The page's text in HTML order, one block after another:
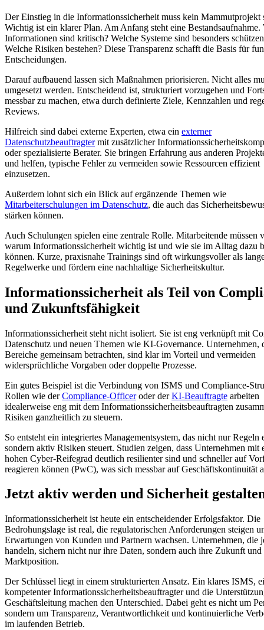
Der Einstieg in die Informationssicherheit muss kein Mammutprojekt
Wichtig ist ein klarer Plan. Am Anfang steht eine Bestandsaufnahme.
Informationen sind kritisch? Welche Systeme sind besonders
Welche Risiken bestehen? Diese Transparenz schafft die Basis für
Entscheidungen.
Darauf aufbauend lassen sich Maßnahmen priorisieren. Nicht alles
umgesetzt werden. Entscheidend ist, strukturiert vorzugehen und
messbar zu machen, etwa durch definierte Ziele, Kennzahlen und
Reviews.
Hilfreich sind dabei externe Experten, etwa ein externer
Datenschutzbeauftragtermit zusätzlicher
oder spezialisierte Berater. Sie bringen Erfahrung aus anderen
und helfen, typische Fehler zu vermeiden sowie Ressourcen effizient
einzusetzen.
Außerdem lohnt sich ein Blick auf ergänzende Themen wie
Mitarbeiterschulungen im Datenschutz, die auch das
stärken können.
Auch Schulungen spielen eine zentrale Rolle. Mitarbeitende müssen
warum Informationssicherheit wichtig ist und wie sie im Alltag dazu
können. Kurze, praxisnahe Trainings sind oft wirkungsvoller als
Regelwerke und fördern eine nachhaltige Sicherheitskultur.
Informationssicherheit als Teil von
und Zukunftsfähigkeit
Informationssicherheit steht nicht isoliert. Sie ist eng verknüpft mit
Datenschutz und neuen Themen wie KI-Governance. Unternehmen,
Bereiche gemeinsam betrachten, sind klar im Vorteil und vermeiden
widersprüchliche Vorgaben oder doppelte Prozesse.
Ein gutes Beispiel ist die Verbindung von ISMS und Compliance-
Rollen wie derCompliance-Officeroder derKI-Beauftragte arbeiten
idealerweise eng mit dem Informationssicherheitsbeauftragten
Risiken ganzheitlich zu steuern.
So entsteht ein integriertes Managementsystem, das nicht nur Regeln
sondern aktiv Risiken steuert. Studien zeigen, dass Unternehmen mit
hohen Cyber-Reifegrad deutlich resilienter sind und schneller auf
reagieren können (PwC), was sich messbar auf Geschäftskontinuität
Jetzt aktiv werden und Sicherheit
Informationssicherheit ist heute ein entscheidender Erfolgsfaktor. Die
Bedrohungslage ist real, die regulatorischen Anforderungen steigen
Erwartungen von Kunden und Partnern wachsen. Unternehmen, die
handeln, sichern nicht nur ihre Daten, sondern auch ihre Zukunft und
Marktposition.
Der Schlüssel liegt in einem strukturierten Ansatz. Ein klares ISMS,
kompetenter Informationssicherheitsbeauftragter und die
Geschäftsleitung machen den Unterschied. Dabei geht es nicht um
sondern um Transparenz, Verantwortlichkeit und kontinuierliche
im laufenden Betrieb.